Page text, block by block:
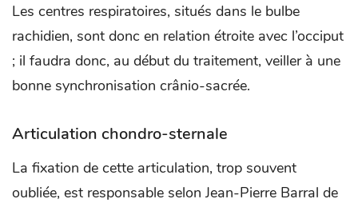
Les centres respiratoires, situés dans le bulbe
rachidien, sont donc en relation étroite avec l’occiput
; il faudra donc, au début du traitement, veiller à une
bonne synchronisation crânio-sacrée.
Articulation chondro-sternale
La fixation de cette articulation, trop souvent
oubliée, est responsable selon Jean-Pierre Barral de